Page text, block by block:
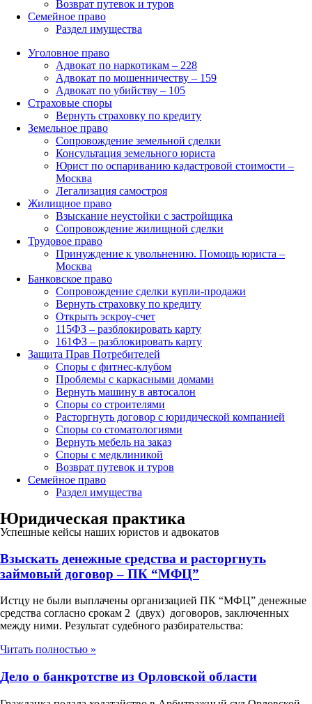
Возврат путевок и туров
Семейное право
Раздел имущества
Уголовное право
Адвокат по наркотикам – 228
Адвокат по мошенничеству – 159
Адвокат по убийству – 105
Страховые споры
Вернуть страховку по кредиту
Земельное право
Сопровождение земельной сделки
Консультация земельного юриста
Юрист по оспариванию кадастровой стоимости –
Москва
Легализация самостроя
Жилищное право
Взыскание неустойки с застройщика
Сопровождение жилищной сделки
Трудовое право
Принуждение к увольнению. Помощь юриста –
Москва
Банковское право
Сопровождение сделки купли-продажи
Вернуть страховку по кредиту
Открыть эскроу-счет
115ФЗ – разблокировать карту
161ФЗ – разблокировать карту
Защита Прав Потребителей
Споры с фитнес-клубом
Проблемы с каркасными домами
Вернуть машину в автосалон
Споры со строителями
Расторгнуть договор с юридической компанией
Споры со стоматологиями
Вернуть мебель на заказ
Споры с медклиникой
Возврат путевок и туров
Семейное право
Раздел имущества
Юридическая практика
Успешные кейсы наших юристов и адвокатов
Взыскать денежные средства и расторгнуть
займовый договор – ПК “МФЦ”
Истцу не были выплачены организацией ПК “МФЦ” денежные
средства согласно срокам 2 (двух) договоров, заключенных
между ними. Результат судебного разбирательства:
Читать полностью »
Дело о банкротстве из Орловской области